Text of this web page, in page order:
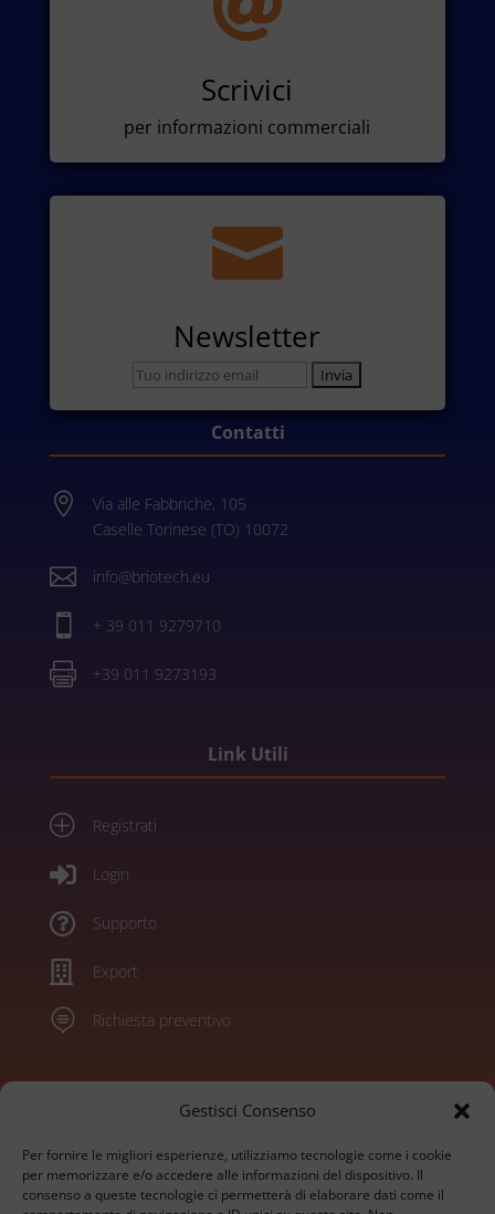
Gestisci Consenso
Per fornire le migliori esperienze, utilizziamo tecnologie come i cookie
per memorizzare e/o accedere alle informazioni del dispositivo. Il
consenso a queste tecnologie ci permetterà di elaborare dati come il
Scrivici
per informazioni commerciali

Newsletter
Contatti

Via alle Fabbriche, 105
Caselle Torinese (TO) 10072
 info@briotech.eu
 + 39 011 9279710
 +39 011 9273193
Link Utili
P Registrati
 Login
 Supporto
 Export
 Richiesta preventivo
Marchi
Konica Minolta
Sharp